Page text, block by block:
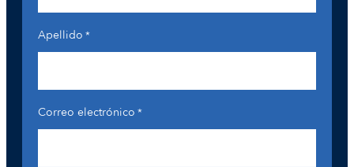
Apellido *
Correo electrónico *